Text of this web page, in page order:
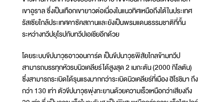
เขาอูราล ซึ่งเป็นเทือกเขายาวต่อเนื่องในแนวทิศเหนือถึงใต้ในประเทศ
รัสเซียใกล้ประเทศคาซัคสถานและยังเป็นพรมแดนธรรมชาติที่กั้น
ระหว่างทวีปยุโรปกับทวีปเอเชียอีกด้วย
โดยระบบขีปนาวุธอาวอนการ์ด เป็นขีปนาวุธพิสัยไกลข้ามทวีป
สามารถบรรทุกหัวรบนิวเคลียร์ได้สูงสุด 2 เมกะตัน (2000 กิโลตัน)
ซึ่งสามารถระเบิดได้รุนแรงมากกว่าระเบิดนิวเคลียร์ที่เมือง ฮิโรชิมา ถึง
กว่า 130 เท่า ตัวขีปนาวุธพุ่งทะยานด้วยความเร็วเหนือกว่าเสียงถึง